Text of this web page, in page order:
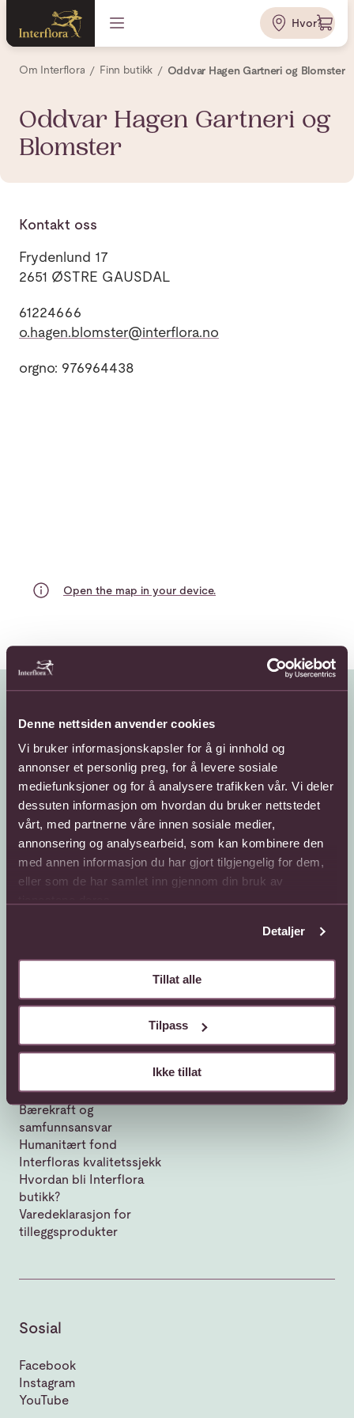
Denne nettsiden anvender cookies
Vi bruker informasjonskapsler for å gi innhold og
annonser et personlig preg, for å levere sosiale
mediefunksjoner og for å analysere trafikken vår. Vi deler
dessuten informasjon om hvordan du bruker nettstedet
vårt, med partnerne våre innen sosiale medier,
annonsering og analysearbeid, som kan kombinere den
med annen informasjon du har gjort tilgjengelig for dem,
eller som de har samlet inn gjennom din bruk av
Detaljer
Tillat alle
Tilpass
Ikke tillat
Hvor?
Om Interflora Finn butikk Oddvar Hagen Gartneri og Blomster
Oddvar Hagen Gartneri og
Blomster
Kontakt oss
Frydenlund 17
2651 ØSTRE GAUSDAL
61224666
o.hagen.blomster@interflora.no
orgno: 976964438
Open the map in your device.
Kundeservice
66 85 75 50
Mandag - fredag
Kjøpsbetingelser
Sende blomster
800 40 400
Mandag - fredag
utlandet
Gavekort
Interflora +
Vår historie
Bærekraft og
samfunnsansvar
Humanitært fond
Interfloras kvalitetssjekk
Hvordan bli Interflora
butikk?
Varedeklarasjon for
tilleggsprodukter
Sosial
Facebook
Instagram
YouTube